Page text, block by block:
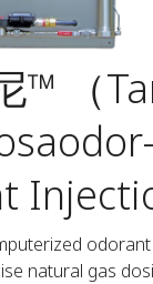
™ （
natural gas